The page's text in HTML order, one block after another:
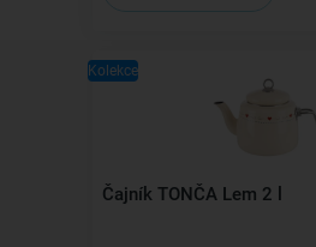
Kolekce
Čajník TONČA Lem 2 l